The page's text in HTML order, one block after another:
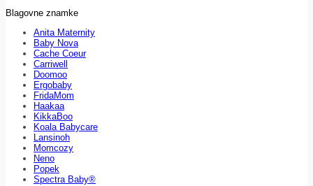
Blagovne znamke
Anita Maternity
Baby Nova
Cache Coeur
Carriwell
Doomoo
Ergobaby
FridaMom
Haakaa
KikkaBoo
Koala Babycare
Lansinoh
Momcozy
Neno
Popek
Spectra Baby®